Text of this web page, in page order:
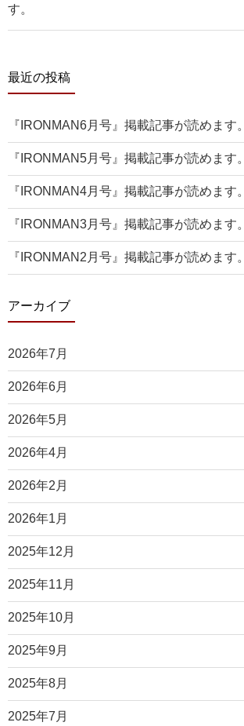
す。
最近の投稿
『IRONMAN6月号』掲載記事が読めます。
『IRONMAN5月号』掲載記事が読めます。
『IRONMAN4月号』掲載記事が読めます。
『IRONMAN3月号』掲載記事が読めます。
『IRONMAN2月号』掲載記事が読めます。
アーカイブ
2026年7月
2026年6月
2026年5月
2026年4月
2026年2月
2026年1月
2025年12月
2025年11月
2025年10月
2025年9月
2025年8月
2025年7月